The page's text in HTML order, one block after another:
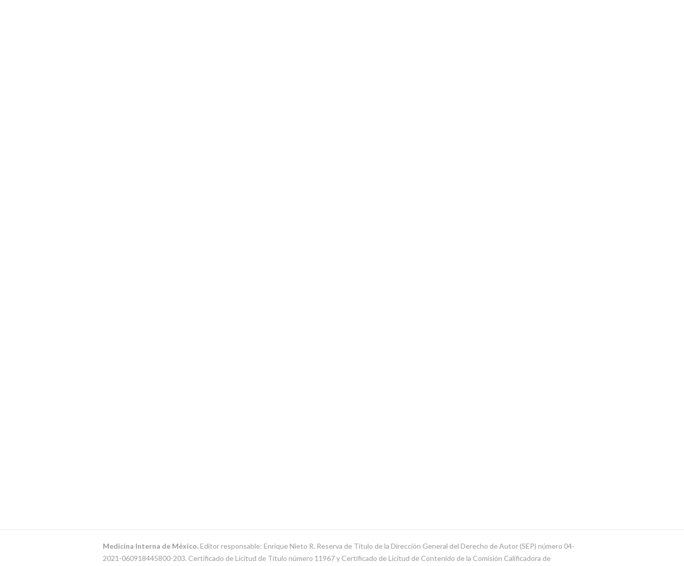
Medicina Interna de México.Editor responsable: Enrique Nieto R. Reserva de Título de la Dirección General del Derecho de Autor (SEP) número 04-
2021-060918445800-203. Certificado de Licitud de Título número 11967 y Certificado de Licitud de Contenido de la Comisión Calificadora de